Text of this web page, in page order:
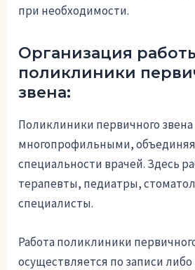
при необходимости.
Организация
поликлиники
звена:
Поликлиники первичного
многопрофильными,
специальности врачей. Здесь
терапевты, педиатры,
специалисты.
Работа поликлиники
осуществляется по записи